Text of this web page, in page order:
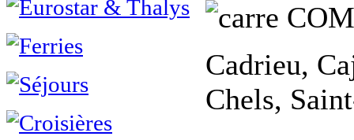
Cadrieu,
Chels,